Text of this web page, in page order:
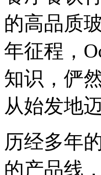
的高品质
年征程，
知识，俨
从始发地
历经多年
的产品线